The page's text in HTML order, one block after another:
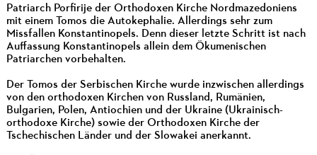
Patriarch Porfirije der Orthodoxen Kirche Nordmazedoniens
mit einem Tomos die Autokephalie. Allerdings sehr zum
Missfallen Konstantinopels. Denn dieser letzte Schritt ist nach
Auffassung Konstantinopels allein dem Ökumenischen
Patriarchen vorbehalten.
Der Tomos der Serbischen Kirche wurde inzwischen allerdings
von den orthodoxen Kirchen von Russland, Rumänien,
Bulgarien, Polen, Antiochien und der Ukraine (Ukrainisch-
orthodoxe Kirche) sowie der Orthodoxen Kirche der
Tschechischen Länder und der Slowakei anerkannt.